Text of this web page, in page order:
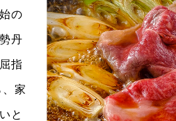
の
丹
指
家
と